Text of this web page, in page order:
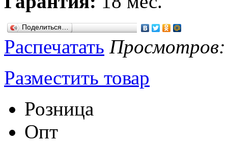
Поделиться…
Распечатать Просмотров:
Разместить товар
Розница
Опт